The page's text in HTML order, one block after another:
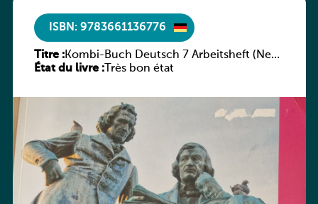
ISBN: 9783661136776
Titre :Kombi-Buch Deutsch 7 Arbeitsheft (Neue
Ausgabe Luxemburg)
État du livre :Très bon état